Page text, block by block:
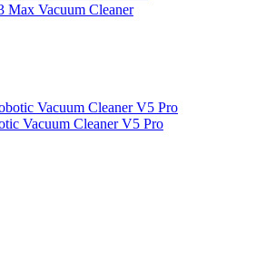
Max Vacuum Cleaner
Vacuum Cleaner V5 Pro